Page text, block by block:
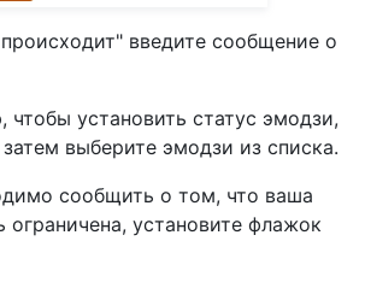
введите сообщение о
установить статус эмодзи,
затем выберите эмодзи из списка.
сообщить о том, что ваша
ограничена, установите флажок